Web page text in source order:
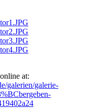
at:
galerien/galerie-